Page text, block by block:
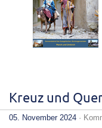
Kreuz und
05. November 2024 ·